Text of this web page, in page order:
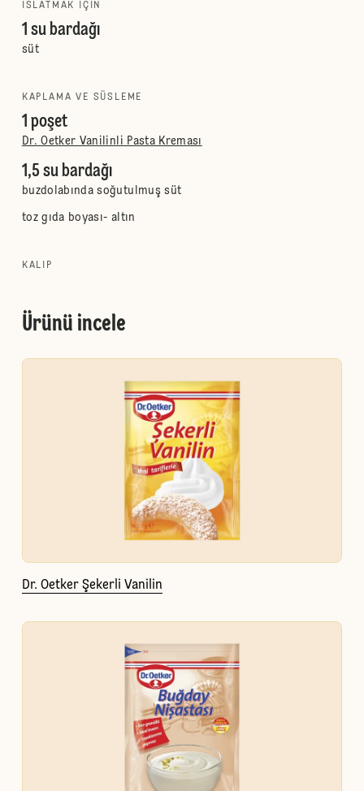
ISLATMAK IÇIN
1 su bardağı
süt
KAPLAMA VE SÜSLEME
1 poşet
Dr. Oetker Vanilinli Pasta Kreması
1,5 su bardağı
buzdolabında soğutulmuş süt
toz gıda boyası- altın
KALIP
Ürünü incele
Dr. Oetker Şekerli Vanilin